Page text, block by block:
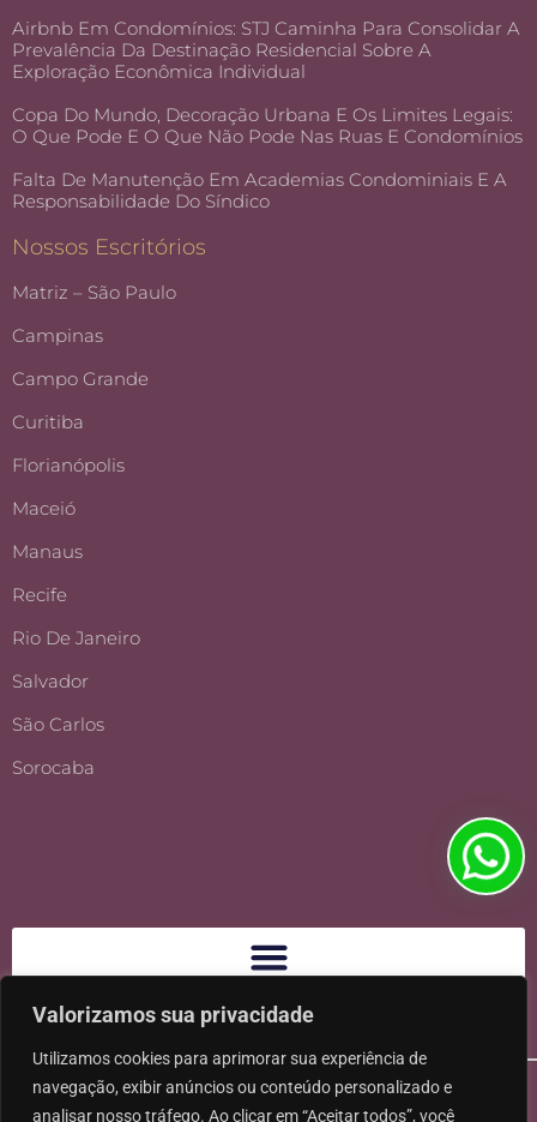
Valorizamos sua privacidade
Utilizamos cookies para aprimorar sua experiência de
navegação, exibir anúncios ou conteúdo personalizado e
analisar nosso tráfego. Ao clicar em “Aceitar todos”, você
Airbnb Em Condomínios: STJ Caminha Para Consolidar A
Prevalência Da Destinação Residencial Sobre A
Exploração Econômica Individual
Copa Do Mundo, Decoração Urbana E Os Limites Legais:
O Que Pode E O Que Não Pode Nas Ruas E Condomínios
Falta De Manutenção Em Academias Condominiais E A
Responsabilidade Do Síndico
Nossos Escritórios
Matriz – São Paulo
Campinas
Campo Grande
Curitiba
Florianópolis
Maceió
Manaus
Recife
Rio De Janeiro
Salvador
São Carlos
Sorocaba